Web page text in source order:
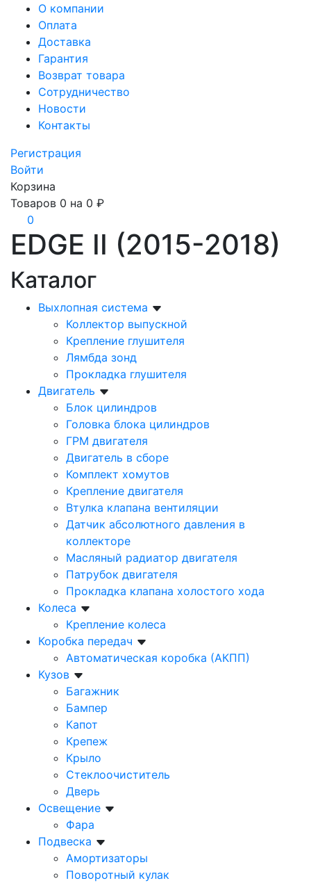
О компании
Оплата
Доставка
Гарантия
Возврат товара
Сотрудничество
Новости
Контакты
Регистрация
Войти
Корзина
Товаров 0 на 0 ₽
0
EDGE II (2015-2018)
Каталог
Выхлопная система
Коллектор выпускной
Крепление глушителя
Лямбда зонд
Прокладка глушителя
Двигатель
Блок цилиндров
Головка блока цилиндров
ГРМ двигателя
Двигатель в сборе
Комплект хомутов
Крепление двигателя
Втулка клапана вентиляции
Датчик абсолютного давления в
коллекторе
Масляный радиатор двигателя
Патрубок двигателя
Прокладка клапана холостого хода
Колеса
Крепление колеса
Коробка передач
Автоматическая коробка (АКПП)
Кузов
Багажник
Бампер
Капот
Крепеж
Крыло
Стеклоочиститель
Дверь
Освещение
Фара
Подвеска
Амортизаторы
Поворотный кулак